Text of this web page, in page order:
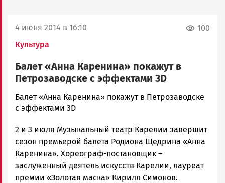
4 июня 2014 в 16:10
Культура
100
Балет «Анна Каренина» покажут в
Петрозаводске с эффектами 3D
admintimur
Новости
и
Карелии
|
Петрозаводск
ГОВОРИТ
Балет «Анна Каренина» покажут в Петрозаводске
с эффектами 3D
2 и 3 июля Музыкальный театр Карелии завершит
сезон премьерой балета Родиона Щедрина «Анна
Каренина». Хореограф-постановщик –
заслуженный деятель искусств Карелии, лауреат
премии «Золотая маска» Кирилл Симонов.